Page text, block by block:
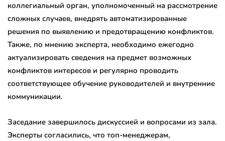
коллегиальный орган, уполномоченный на рассмотрение
сложных случаев, внедрять автоматизированные
решения по выявлению и предотвращению конфликтов.
Также, по мнению эксперта, необходимо ежегодно
актуализировать сведения на предмет возможных
конфликтов интересов и регулярно проводить
соответствующее обучение руководителей и внутренние
коммуникации.
Заседание завершилось дискуссией и вопросами из зала.
Эксперты согласились, что топ-менеджерам,